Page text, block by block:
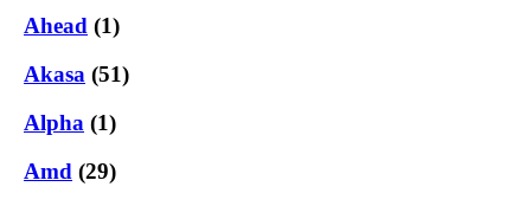
Ahead (1)
Akasa (51)
Alpha (1)
Amd (29)